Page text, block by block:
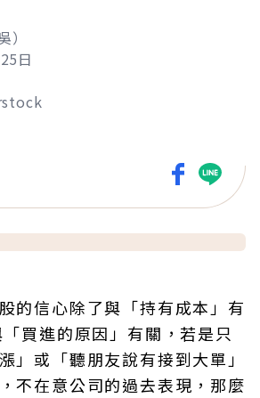
日
的信心除了與「持有成本」有
買進的原因」有關，若是只
」或「聽朋友說有接到大單」
不在意公司的過去表現，那麼